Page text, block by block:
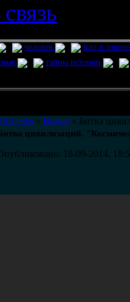
человек
нло и
тайны истории
» Видео » Битва
цивилизаций.
18-09-2014,